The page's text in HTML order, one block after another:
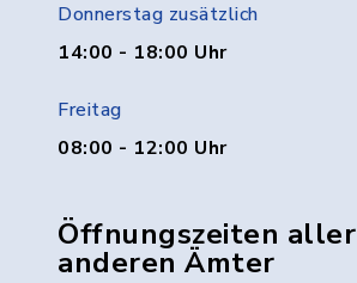
Donnerstag zusätzlich
14:00 - 18:00 Uhr
Freitag
08:00 - 12:00 Uhr
Öffnungszeiten aller
anderen Ämter